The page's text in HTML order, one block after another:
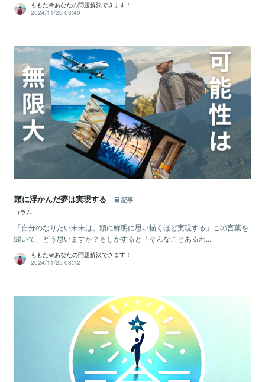
ももた＠あなたの問題解決できます！
2024/11/26 03:40
頭に浮かんだ夢は実現する
記事
コラム
「自分のなりたい未来は、頭に鮮明に思い描くほど実現する」この言葉を
聞いて、どう思いますか？もしかすると「そんなことあるわ...
ももた＠あなたの問題解決できます！
2024/11/25 08:12